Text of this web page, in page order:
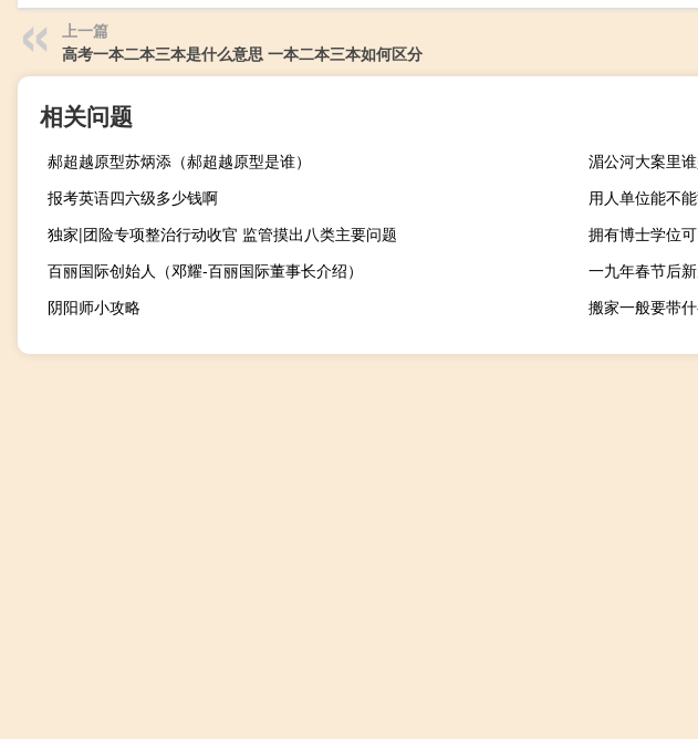
上一篇
高考一本二本三本是什么意思 一本二本三本如何区分
相关问题
郝超越原型苏炳添（郝超越原型是谁）
湄公河大案里
报考英语四六级多少钱啊
用人单位能不
独家|团险专项整治行动收官 监管摸出八类主要问题
拥有博士学位
百丽国际创始人（邓耀-百丽国际董事长介绍）
一九年春节后
阴阳师小攻略
搬家一般要带